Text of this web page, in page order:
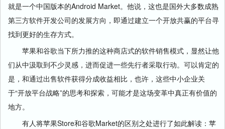
就是一个中国版本的Android Market。他说，这也是国外大多数成熟
第三方软件开发公司的发展方向，即通过建立一个开放共赢的平台寻
找到更好的生存方式。
苹果和谷歌当下所力推的这种商店式的软件销售模式，显然让他
们从中汲取到不少灵感，进而促进一些先行者采取行动。可以肯定的
是，和通过出售软件获得分成收益相比，也许，这些中小企业关
于“开放平台战略”的思考和探索，可能才是这场变革中真正有价值的
地方。
有人将苹果Store和谷歌Market的区别之处进行了如此解读：苹